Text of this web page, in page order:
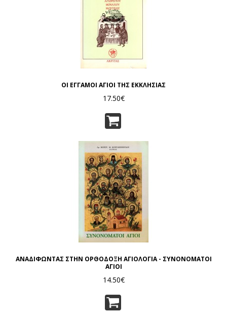
ΟΙ ΕΓΓΑΜΟΙ ΑΓΙΟΙ ΤΗΣ ΕΚΚΛΗΣΙΑΣ
17.50€
ΑΝΑΔΙΦΩΝΤΑΣ ΣΤΗΝ ΟΡΘΟΔΟΞΗ ΑΓΙΟΛΟΓΙΑ - ΣΥΝΟΝΟΜΑΤΟΙ
ΑΓΙΟΙ
14.50€